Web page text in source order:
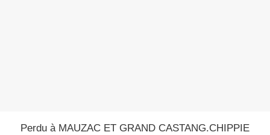
Perdu à MAUZAC ET GRAND CASTANG.CHIPPIE